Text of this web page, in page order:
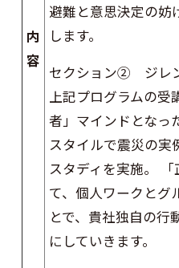
内
容
避難と意思決定の妨
します。
セクション② ジレン
上記プログラムの受
者」マインドとなっ
スタイルで震災の実
スタディを実施。
て、個人ワークとグ
とで、貴社独自の行
にしていきます。